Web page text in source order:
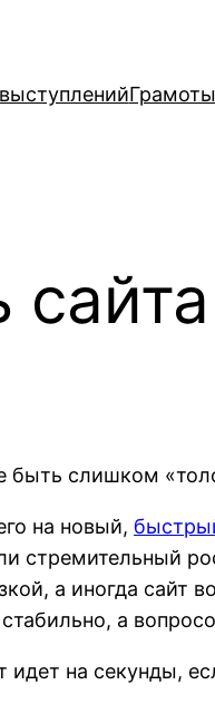
сайта
быть слишком
на новый,
стремительный
а иногда сайт
а
на секунды,